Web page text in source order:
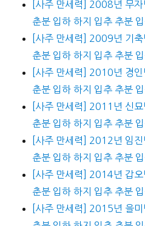
[사주 만세력] 2008년 무
춘분 입하 하지 입추 추분 입
[사주 만세력] 2009년 기
춘분 입하 하지 입추 추분 입
[사주 만세력] 2010년 경
춘분 입하 하지 입추 추분 입
[사주 만세력] 2011년 신
춘분 입하 하지 입추 추분 입
[사주 만세력] 2012년 임
춘분 입하 하지 입추 추분 입
[사주 만세력] 2014년 갑
춘분 입하 하지 입추 추분 입
[사주 만세력] 2015년 을